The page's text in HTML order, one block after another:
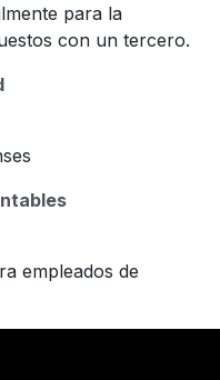
para la
con un tercero.
empleados de